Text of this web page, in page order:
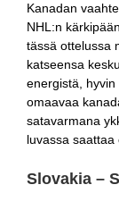
Kanadan
NHL:n
tässä ottelussa
katseensa
energistä,
omaavaa
satavarmana
luvassa saattaa
Slovakia –